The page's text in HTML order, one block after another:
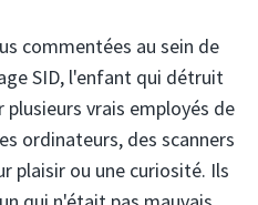
commentées au sein de
SID, l'enfant qui détruit
vrais employés de
ordinateurs, des scanners
plaisir ou une curiosité. Ils